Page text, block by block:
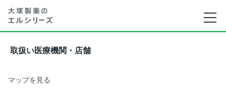
取扱い医療機関・店舗
マップを見る